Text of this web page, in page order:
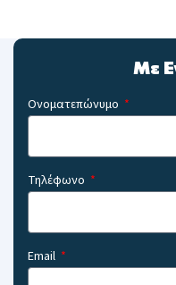
Με
Ονοματεπώνυμο
Τηλέφωνο
Email